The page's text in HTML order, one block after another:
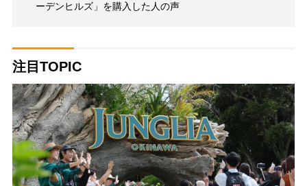
ーデンヒルズ」を購入した人の声
注目TOPIC